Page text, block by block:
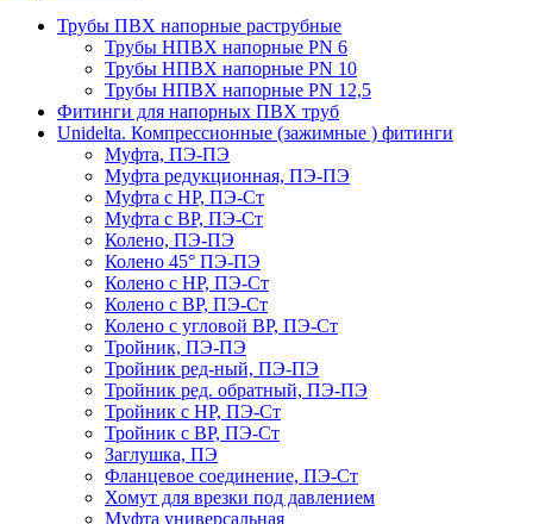
Трубы ПВХ напорные раструбные
Трубы НПВХ напорные PN 6
Трубы НПВХ напорные PN 10
Трубы НПВХ напорные PN 12,5
Фитинги для напорных ПВХ труб
Unidelta. Компрессионные (зажимные ) фитинги
Муфта, ПЭ-ПЭ
Муфта редукционная, ПЭ-ПЭ
Муфта с НР, ПЭ-Ст
Муфта с ВР, ПЭ-Ст
Колено, ПЭ-ПЭ
Колено 45° ПЭ-ПЭ
Колено с НР, ПЭ-Ст
Колено с ВР, ПЭ-Ст
Колено с угловой ВР, ПЭ-Ст
Тройник, ПЭ-ПЭ
Тройник ред-ный, ПЭ-ПЭ
Тройник ред. обратный, ПЭ-ПЭ
Тройник с НР, ПЭ-Ст
Тройник с ВР, ПЭ-Ст
Заглушка, ПЭ
Фланцевое соединение, ПЭ-Ст
Хомут для врезки под давлением
Муфта универсальная